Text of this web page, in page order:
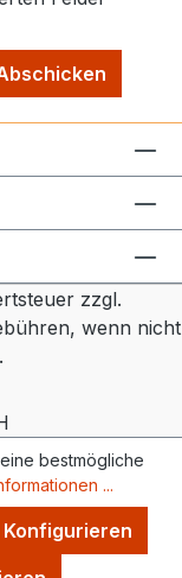
zzgl.
wenn nicht
bestmögliche
...
Konfigurieren